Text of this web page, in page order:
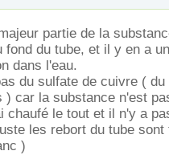
partie de la
fond du tube, et il y en a
dans l'eau.
du sulfate de cuivre (
) car la substance n'est
chaufé le tout et il n'y a
les rebort du tube sont
)